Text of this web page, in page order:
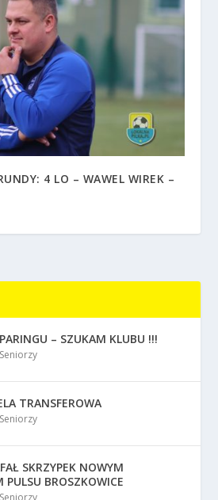
4 LO – WAWEL WIREK –
– SZUKAM KLUBU !!!
Seniorzy
TRANSFEROWA
Seniorzy
SKRZYPEK NOWYM
PULSU BROSZKOWICE
Seniorzy